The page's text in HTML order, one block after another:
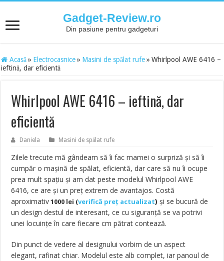
Gadget-Review.ro
Din pasiune pentru gadgeturi
Acasă » Electrocasnice » Masini de spălat rufe » Whirlpool AWE 6416 –
ieftină, dar eficientă
Whirlpool AWE 6416 – ieftină, dar
eficientă
Daniela Masini de spălat rufe
Zilele trecute mă gândeam să îi fac mamei o surpriză și să îi
cumpăr o mașină de spălat, eficientă, dar care să nu îi ocupe
prea mult spațiu și am dat peste modelul Whirlpool AWE
6416, ce are și un preț extrem de avantajos. Costă
aproximativ1000 lei (verifică preț actualizat)și se bucură de
un design destul de interesant, ce cu siguranță se va potrivi
unei locuințe în care fiecare cm pătrat contează.
Din punct de vedere al designului vorbim de un aspect
elegant, rafinat chiar. Modelul este alb complet, iar panoul de